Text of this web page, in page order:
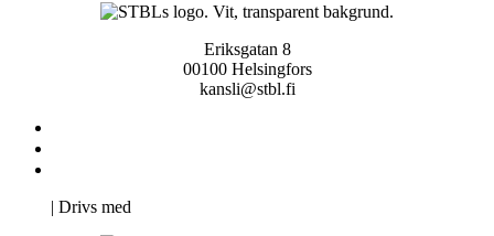
Eriksgatan 8
00100 Helsingfors
kansli@stbl.fi
| Drivs med